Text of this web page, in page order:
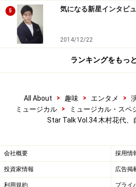
緒に笑えるグレースでありたいと
――ウォーバックスの慈善事業の一
に招待する子供を孤児院に選びに
でアニーに「たまたま」出会っ
「演出家からは、まさしくそこが
したが、あれは一瞬の一目ぼれな
が合った時のフィーリングという
ップに入った時に、ひと目で「こ
5 気になる新星インタビ
2014/12/22
ランキングをもっ
All About > 趣味 > エンタメ >
ミュージカル
> ミュージカル・スペ
Star Talk Vol.34 木村花代、
会社概要 採用情
投資家情報 広告掲
利用規約 プライ